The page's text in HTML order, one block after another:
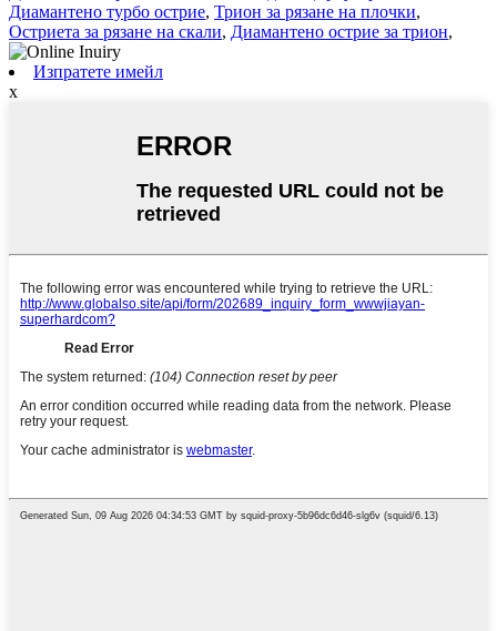
Диамантено турбо острие, Трион за рязане на плочки,
Остриета за рязане на скали, Диамантено острие за трион,
Изпратете имейл
x